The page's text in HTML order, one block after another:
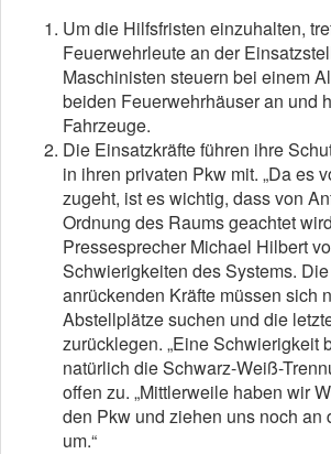
Um die Hilfsfristen einzuhalten,
Feuerwehrleute an der
Maschinisten steuern bei einem
beiden Feuerwehrhäuser an und
Fahrzeuge.
Die Einsatzkräfte führen ihre
in ihren privaten Pkw mit. „Da es
zugeht, ist es wichtig, dass von
Ordnung des Raums geachtet
Pressesprecher Michael Hilbert
Schwierigkeiten des Systems.
anrückenden Kräfte müssen sich
Abstellplätze suchen und die
zurücklegen. „Eine Schwierigkeit
natürlich die Schwarz-Weiß-
offen zu. „Mittlerweile haben wir
den Pkw und ziehen uns noch an
um.“